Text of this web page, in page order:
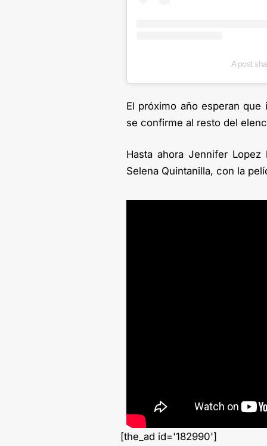
A post
El próximo año esperan
se confirme al resto del
Hasta ahora Jennifer
Selena Quintanilla, con la
[the_ad id='182990']